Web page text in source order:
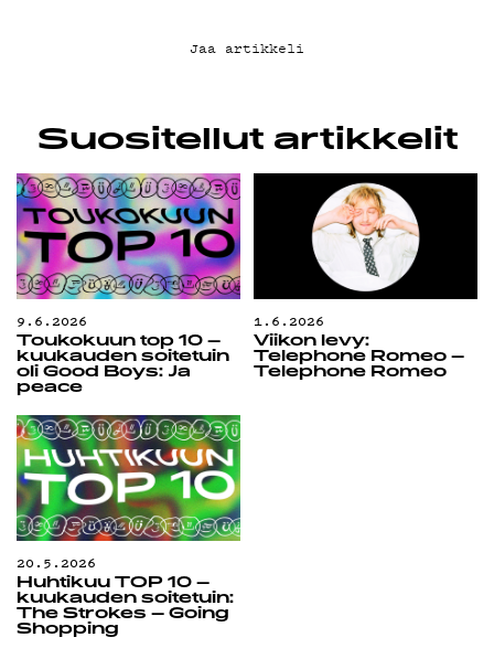
Jaa artikkeli
Suositellut artikkelit
9.6.2026
Toukokuun top 10 –
kuukauden soitetuin
oli Good Boys: Ja
peace
1.6.2026
Viikon levy:
Telephone Romeo –
Telephone Romeo
20.5.2026
Huhtikuu TOP 10 –
kuukauden soitetuin:
The Strokes – Going
Shopping